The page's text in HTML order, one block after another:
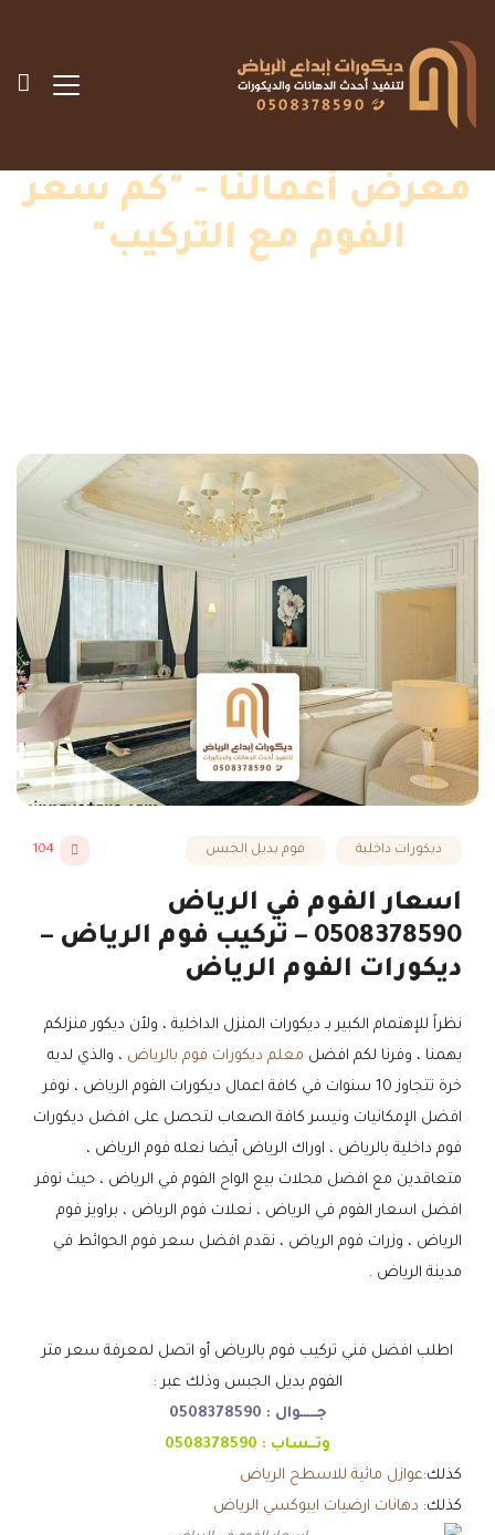
معرض أعمالنا - "كم سعر
الفوم مع التركيب"
ديكورات داخلية فوم بديل الجبس 104
اسعار الفوم في الرياض
0508378590 – تركيب فوم الرياض –
ديكورات الفوم الرياض
نظراً للإهتمام الكبير بـ ديكورات المنزل الداخلية ، ولأن ديكور منزلكم
يهمنا ، وفرنا لكم افضل معلم ديكورات فوم بالرياض ، والذي لديه
خرة تتجاوز 10 سنوات في كافة اعمال ديكورات الفوم الرياض ، نوفر
افضل الإمكانيات ونيسر كافة الصعاب لتحصل على افضل ديكورات
فوم داخلية بالرياض ، اوراك الرياض أيضا نعله فوم الرياض ،
متعاقدين مع افضل محلات بيع الواح الفوم في الرياض ، حيث نوفر
افضل اسعار الفوم في الرياض ، نعلات فوم الرياض ، براويز فوم
الرياض ، وزرات فوم الرياض ، نقدم افضل سعر فوم الحوائط في
مدينة الرياض .
اطلب افضل فني تركيب فوم بالرياض أو اتصل لمعرفة سعر متر
الفوم بديل الجبس وذلك عبر :
جـــــوال : 0508378590
وتــساب : 0508378590
كذلك:عوازل مائية للاسطح الرياض
كذلك: دهانات ارضيات ايبوكسي الرياض